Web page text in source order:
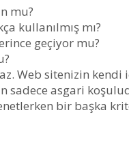
mu?
kullanılmış mı?
geçiyor mu?
Web sitenizin
sadece asgari
bir başka